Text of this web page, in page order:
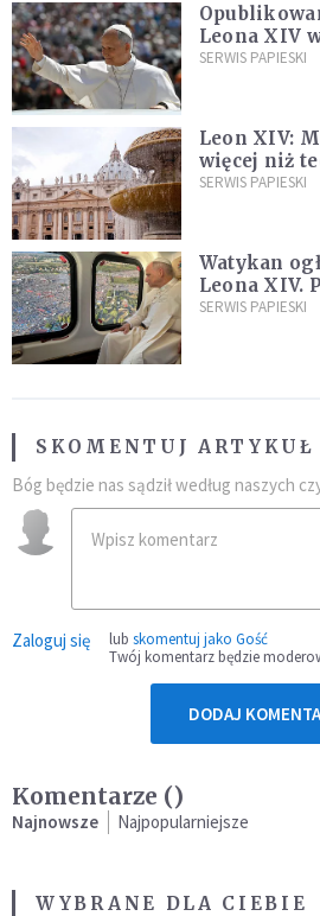
Leona XIV
SERWIS PAPIESKI
Leon XIV:
więcej niż
ją na nowo"
SERWIS PAPIESKI
Watykan
Leona XIV.
kraje
SERWIS PAPIESKI
SKOMENTUJ ARTYKUŁ
Bóg będzie nas sądził według naszych
Zaloguj się lub skomentuj jako Gość
Twój komentarz będzie
DODAJ
Komentarze ()
Najnowsze Najpopularniejsze
WYBRANE DLA CIEBIE